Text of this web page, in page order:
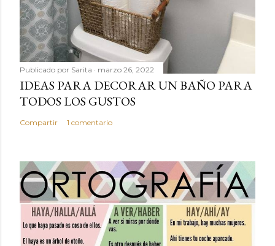
Publicado por Sarita marzo 26, 2022
IDEAS PARA DECORAR UN BAÑO PARA
TODOS LOS GUSTOS
Compartir 1 comentario